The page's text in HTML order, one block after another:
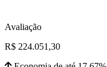
Avaliação
R$ 224.051,30